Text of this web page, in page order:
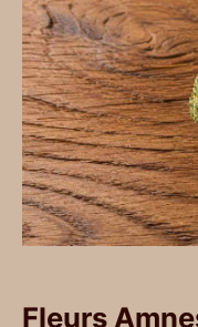
Fleurs